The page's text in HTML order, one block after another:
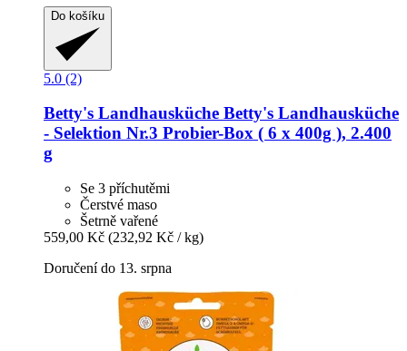
Do košíku
5.0 (2)
Betty's Landhausküche Betty's Landhausküche
-​ Selektion Nr.3 Probier-​Box ( 6 x 400g ), 2.400
g
Se 3 příchutěmi
Čerstvé maso
Šetrně vařené
559,00 Kč (232,92 Kč / kg)
Doručení do 13. srpna